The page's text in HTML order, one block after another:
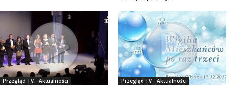
Przegląd TV - Aktualności Przegląd TV - Aktualności